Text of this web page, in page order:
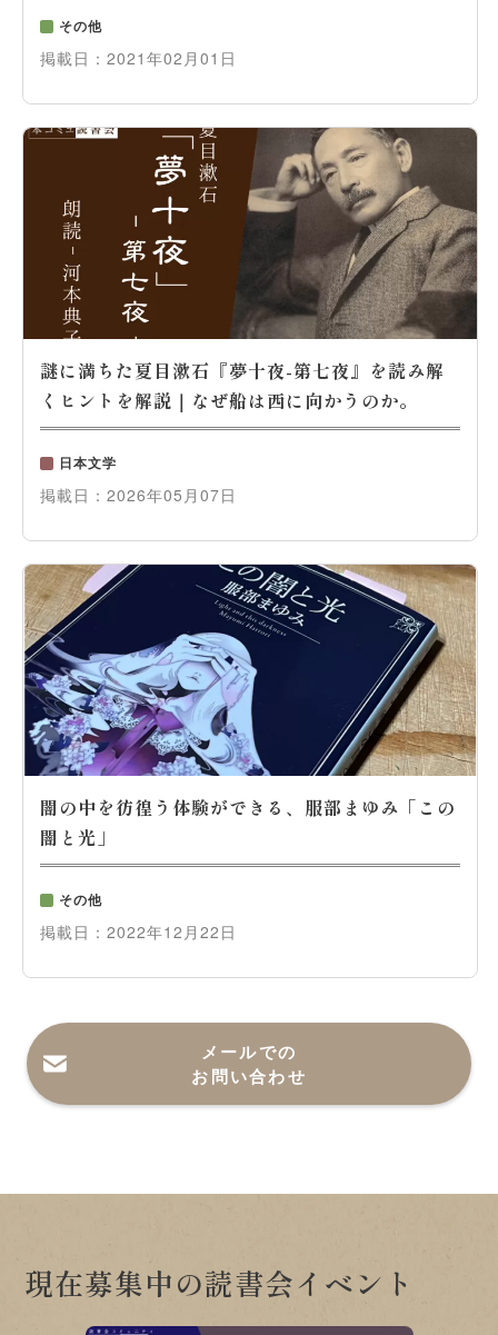
その他
掲載日： 2021年02月01日
謎に満ちた夏目漱石『夢十夜-第七夜』を読み解
くヒントを解説｜なぜ船は西に向かうのか。
日本文学
掲載日： 2026年05月07日
闇の中を彷徨う体験ができる、服部まゆみ「この
闇と光」
その他
掲載日： 2022年12月22日
メールでの
お問い合わせ
現在募集中の読書会イベント